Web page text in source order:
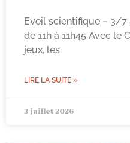
Eveil scientifique – 3/7
de 11h à 11h45 Avec le
jeux, les
LIRE LA SUITE »
3 juillet 2026